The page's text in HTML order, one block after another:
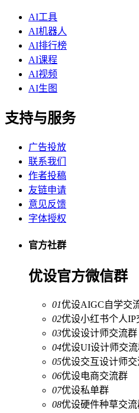
AI工具
AI机器人
AI排行榜
AI课程
AI视频
AI生图
支持与服务
广告投放
联系我们
作者投稿
友链申请
意见反馈
字体授权
官方社群
优设官方微信群
01优设AIGC自学交
02优设小红书个人IP
03优设设计师交流群
04优设UI设计师交
05优设交互设计师
06优设电商交流群
07优设私单群
08优设硬件种草交流